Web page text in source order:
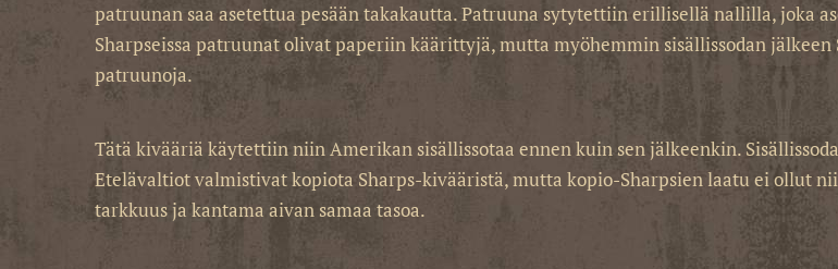
patruunan saa asetettua pesään takakautta. Patruuna sytytettiin erillisellä nallilla, joka
Sharpseissa patruunat olivat paperiin käärittyjä, mutta myöhemmin sisällissodan
patruunoja.
Tätä kivääriä käytettiin niin Amerikan sisällissotaa ennen kuin sen jälkeenkin.
Etelävaltiot valmistivat kopiota Sharps-kivääristä, mutta kopio-Sharpsien laatu ei ollut
tarkkuus ja kantama aivan samaa tasoa.